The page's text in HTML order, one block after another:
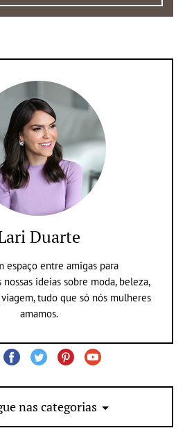
Duarte
espaço entre amigas para
ideias sobre moda, beleza,
tudo que só nós mulheres
amamos.
nas categorias